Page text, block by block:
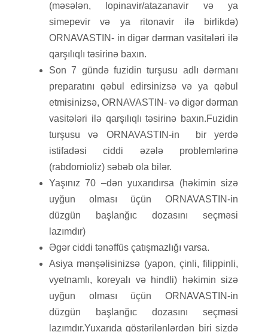
(məsələn, lopinavir/atazanavir və ya
simepevir və ya ritonavir ilə birlikdə)
ORNAVASTIN- in digər dərman vasitələri ilə
qarşılıqlı təsirinə baxın.
Son 7 gündə fuzidin turşusu adlı dərmanı
preparatını qəbul edirsinizsə və ya qəbul
etmisinizsə, ORNAVASTIN- və digər dərman
vasitələri ilə qarşılıqlı təsirinə baxın.Fuzidin
turşusu və ORNAVASTIN-in bir yerdə
istifadəsi ciddi əzələ problemlərinə
(rabdomioliz) səbəb ola bilər.
Yaşınız 70 –dən yuxarıdırsa (həkimin sizə
uyğun olması üçün ORNAVASTIN-in
düzgün başlanğıc dozasını seçməsi
lazımdır)
Əgər ciddi tənəffüs çatışmazlığı varsa.
Asiya mənşəlisinizsə (yapon, çinli, filippinli,
vyetnamlı, koreyalı və hindli) həkimin sizə
uyğun olması üçün ORNAVASTIN-in
düzgün başlanğıc dozasını seçməsi
lazımdır.Yuxarıda göstərilənlərdən biri sizdə